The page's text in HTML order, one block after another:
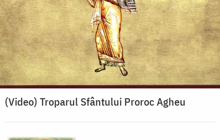
(Video) Troparul Sfântului Proroc Agheu